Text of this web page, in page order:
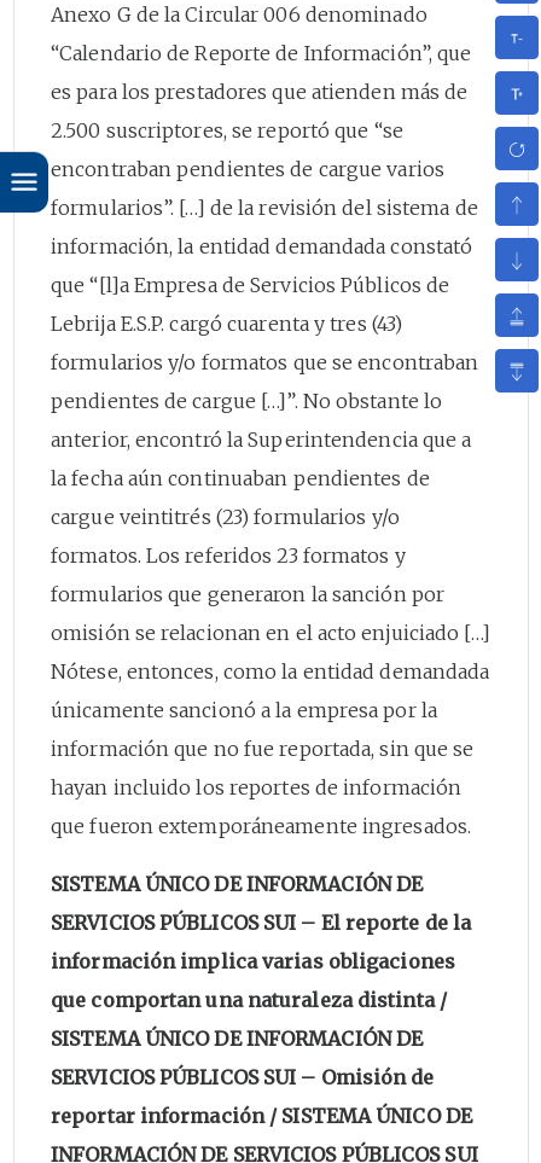
Anexo G de la Circular 006 denominado
“Calendario de Reporte de Información”, que
es para los prestadores que atienden más de
2.500 suscriptores, se reportó que “se
encontraban pendientes de cargue varios
formularios”. […] de la revisión del sistema de
información, la entidad demandada constató
que “[l]a Empresa de Servicios Públicos de
Lebrija E.S.P. cargó cuarenta y tres (43)
formularios y/o formatos que se encontraban
pendientes de cargue […]”. No obstante lo
anterior, encontró la Superintendencia que a
la fecha aún continuaban pendientes de
cargue veintitrés (23) formularios y/o
formatos. Los referidos 23 formatos y
formularios que generaron la sanción por
omisión se relacionan en el acto enjuiciado […]
Nótese, entonces, como la entidad demandada
únicamente sancionó a la empresa por la
información que no fue reportada, sin que se
hayan incluido los reportes de información
que fueron extemporáneamente ingresados.
SISTEMA ÚNICO DE INFORMACIÓN DE
SERVICIOS PÚBLICOS SUI – El reporte de la
información implica varias obligaciones
que comportan una naturaleza distinta /
SISTEMA ÚNICO DE INFORMACIÓN DE
SERVICIOS PÚBLICOS SUI – Omisión de
reportar información / SISTEMA ÚNICO DE
INFORMACIÓN DE SERVICIOS PÚBLICOS SUI